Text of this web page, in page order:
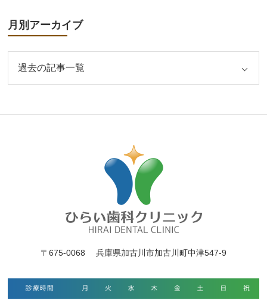
月別アーカイブ
〒675-0068 兵庫県加古川市加古川町中津547-9